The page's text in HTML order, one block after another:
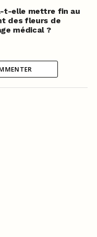
t-elle mettre fin au
des fleurs de
médical ?